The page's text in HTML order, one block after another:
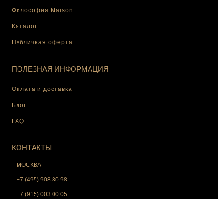
Философия Maison
Каталог
Публичная оферта
ПОЛЕЗНАЯ ИНФОРМАЦИЯ
Оплата и доставка
Блог
FAQ
КОНТАКТЫ
МОСКВА
+7 (495) 908 80 98
+7 (915) 003 00 05